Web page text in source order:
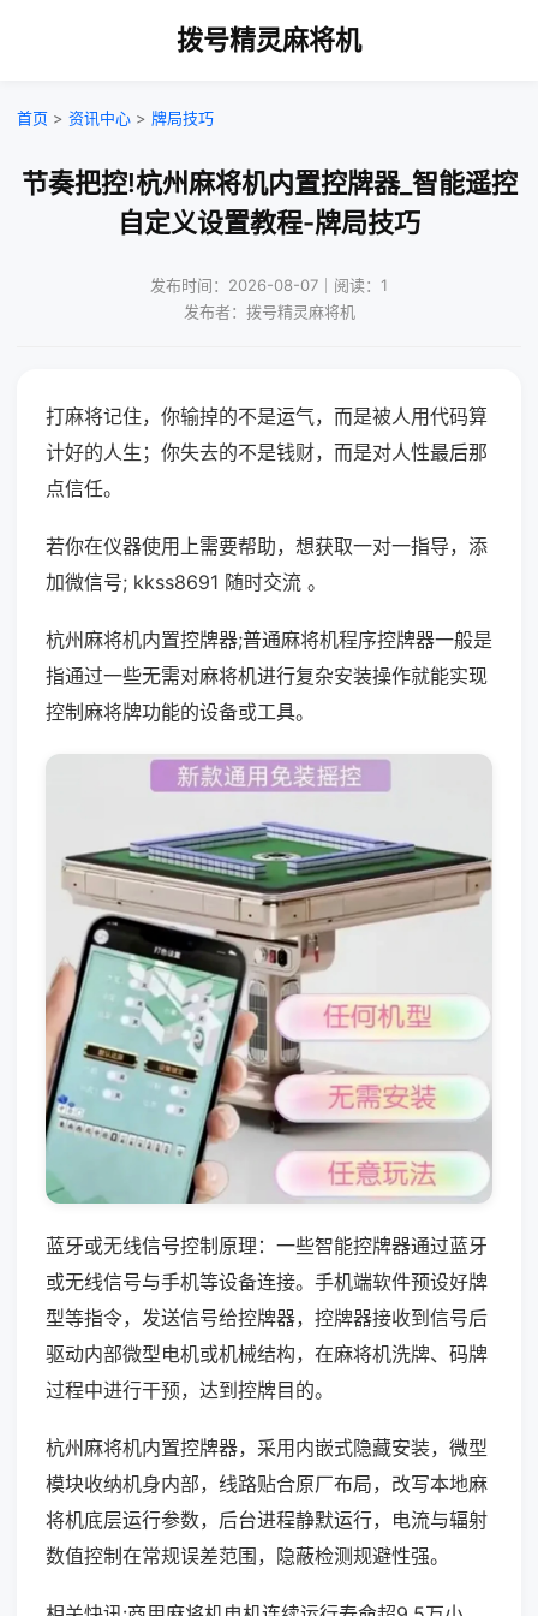
拨号精灵麻将机
首页 > 资讯中心 > 牌局技巧
节奏把控!杭州麻将机内置控牌器_智能遥控
自定义设置教程-牌局技巧
发布时间：2026-08-07｜阅读：1
发布者：拨号精灵麻将机
打麻将记住，你输掉的不是运气，而是被人用代码算
计好的人生；你失去的不是钱财，而是对人性最后那
点信任。
若你在仪器使用上需要帮助，想获取一对一指导，添
加微信号; kkss8691 随时交流 。
杭州麻将机内置控牌器;普通麻将机程序控牌器一般是
指通过一些无需对麻将机进行复杂安装操作就能实现
控制麻将牌功能的设备或工具。
蓝牙或无线信号控制原理：一些智能控牌器通过蓝牙
或无线信号与手机等设备连接。手机端软件预设好牌
型等指令，发送信号给控牌器，控牌器接收到信号后
驱动内部微型电机或机械结构，在麻将机洗牌、码牌
过程中进行干预，达到控牌目的。
杭州麻将机内置控牌器，采用内嵌式隐藏安装，微型
模块收纳机身内部，线路贴合原厂布局，改写本地麻
将机底层运行参数，后台进程静默运行，电流与辐射
数值控制在常规误差范围，隐蔽检测规避性强。